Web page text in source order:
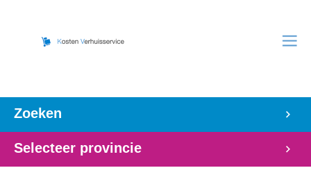
Zoeken
Selecteer provincie